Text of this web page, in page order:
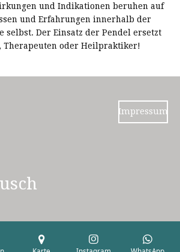
und Indikationen beruhen auf
und Erfahrungen innerhalb der
selbst. Der Einsatz der Pendel ersetzt
Therapeuten oder Heilpraktiker!
Impressum